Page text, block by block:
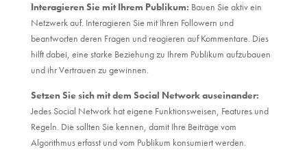
Interagieren Sie mit Ihrem Publikum: Bauen Sie aktiv ein
Netzwerk auf. Interagieren Sie mit Ihren Followern und
beantworten deren Fragen und reagieren auf Kommentare. Dies
hilft dabei, eine starke Beziehung zu Ihrem Publikum aufzubauen
und ihr Vertrauen zu gewinnen.
Setzen Sie sich mit dem Social Network auseinander:
Jedes Social Network hat eigene Funktionsweisen, Features und
Regeln. Die sollten Sie kennen, damit Ihre Beiträge vom
Algorithmus erfasst und vom Publikum konsumiert werden.